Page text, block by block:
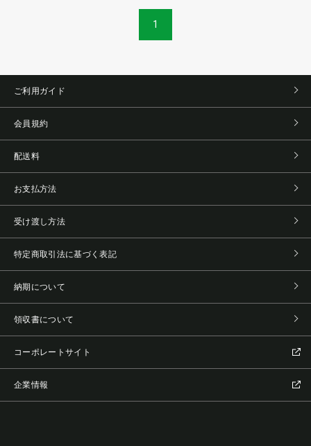
1
ご利用ガイド
会員規約
配送料
お支払方法
受け渡し方法
特定商取引法に基づく表記
納期について
領収書について
コーポレートサイト
企業情報